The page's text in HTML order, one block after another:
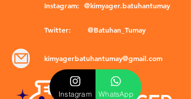
Instagram: @kimyager.batuhantumay
Twitter: @Batuhan_Tumay
kimyagerbatuhantumay@gmail.com
Instagram WhatsApp